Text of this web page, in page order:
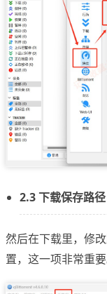
2.3 下载保存路径
然后在下载里，修
置，这一项非常重要